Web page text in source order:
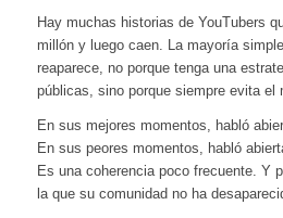
Hay muchas historias de YouTubers
millón y luego caen. La mayoría
reaparece, no porque tenga una
públicas, sino porque siempre evita el
En sus mejores momentos, habló
En sus peores momentos, habló
Es una coherencia poco frecuente. Y
la que su comunidad no ha